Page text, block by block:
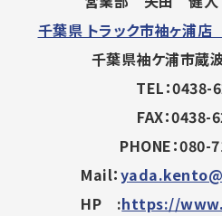
千葉県 トラック市袖ヶ浦
千葉県袖ケ浦市蔵
TEL：0438-
FAX：0438-
PHONE：080-
Mail：
HP :https://